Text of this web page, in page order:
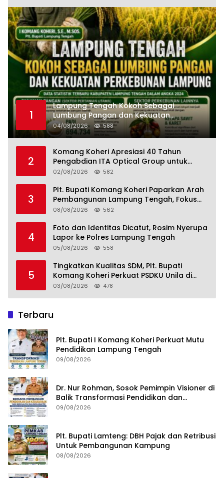
1
Lampung Tengah Kokoh Sebagai
Lumbung Pangan dan Kekuatan
Perkebunan Lampung, Komang Koheri:
Kemandirian Pangan adalah Fondasi
04/08/2026 588
2
Komang Koheri Apresiasi 40 Tahun
Pengabdian ITA Optical Group untuk
Kesehatan Mata Masyarakat Lamteng
02/08/2026 582
3
Plt. Bupati Komang Koheri Paparkan Arah
Pembangunan Lampung Tengah, Fokus
pada SDM, Ekonomi, Infrastruktur dan
08/08/2026 562
4
Foto dan Identitas Dicatut, Rosim Nyerupa
Lapor ke Polres Lampung Tengah
05/08/2026 558
5
Tingkatkan Kualitas SDM, Plt. Bupati
Komang Koheri Perkuat PSDKU Unila di
Lampung Tengah
03/08/2026 478
Terbaru
Plt. Bupati I Komang Koheri Perkuat Mutu
Pendidikan Lampung Tengah
09/08/2026
Dr. Nur Rohman, Sosok Pemimpin Visioner di
Balik Transformasi Pendidikan dan
Kebudayaan Lampung Tengah
09/08/2026
Plt. Bupati Lamteng: DBH Pajak dan Retribusi
Untuk Pembangunan Kampung
08/08/2026